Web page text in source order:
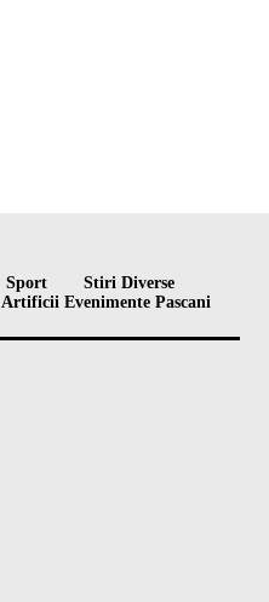
Sport
Stiri Diverse
Artificii Evenimente Pascani